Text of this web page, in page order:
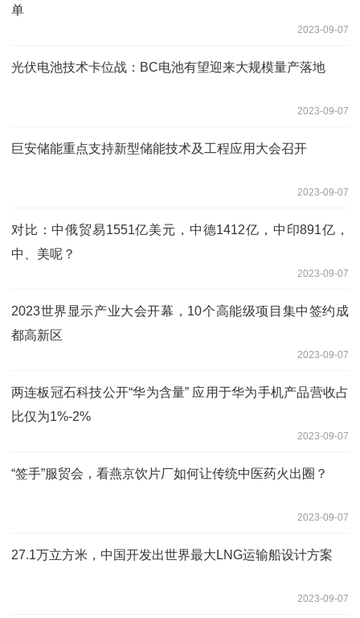
单
2023-09-07
光伏电池技术卡位战：BC电池有望迎来大规模量产落地
2023-09-07
巨安储能重点支持新型储能技术及工程应用大会召开
2023-09-07
对比：中俄贸易1551亿美元，中德1412亿，中印891亿，
中、美呢？
2023-09-07
2023世界显示产业大会开幕，10个高能级项目集中签约成
都高新区
2023-09-07
两连板冠石科技公开“华为含量” 应用于华为手机产品营收占
比仅为1%-2%
2023-09-07
“签手”服贸会，看燕京饮片厂如何让传统中医药火出圈？
2023-09-07
27.1万立方米，中国开发出世界最大LNG运输船设计方案
2023-09-07